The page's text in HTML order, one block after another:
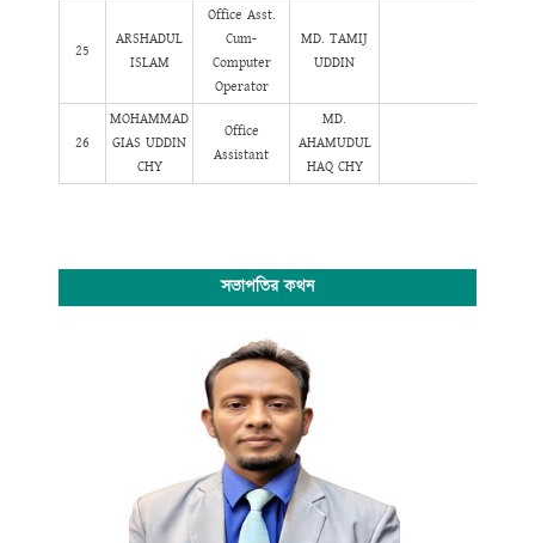
25
ARSHADUL
ISLAM
Office Asst.
Cum-
Computer
Operator
MD. TAMIJ
UDDIN
26
MOHAMMAD
GIAS UDDIN
CHY
Office
Assistant
MD.
AHAMUDUL
HAQ CHY
সভাপতির কথন